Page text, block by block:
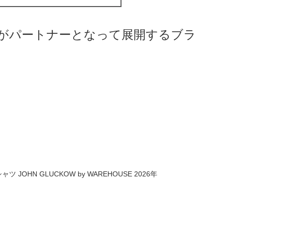
パートナーとなって展開するブラ
ツ JOHN GLUCKOW by WAREHOUSE 2026年